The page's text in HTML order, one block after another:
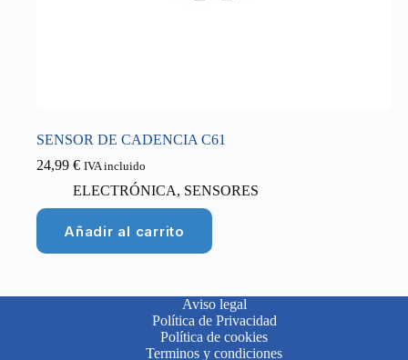
SENSOR DE CADENCIA C61
24,99 € IVA incluido
ELECTRÓNICA, SENSORES
Añadir al carrito
Aviso legal
Política de Privacidad
Política de cookies
Terminos y condiciones